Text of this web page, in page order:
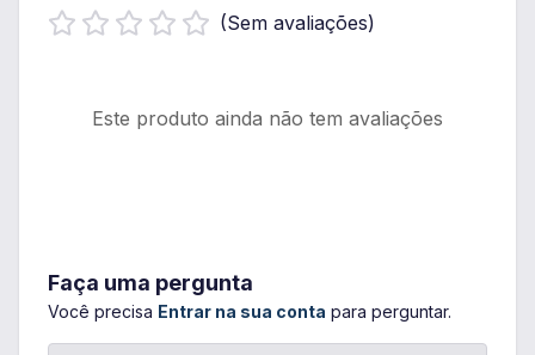
(Sem avaliações)
Este produto ainda não tem avaliações
Faça uma pergunta
Você precisa Entrar na sua conta para perguntar.